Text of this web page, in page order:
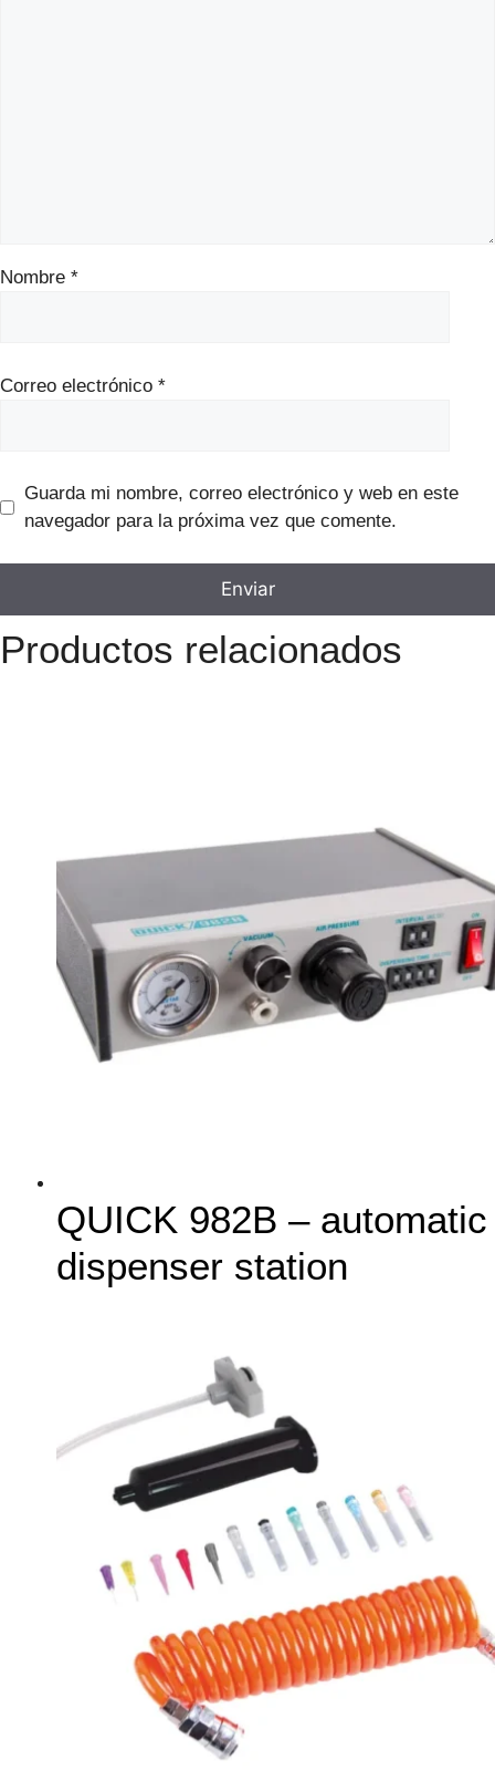
Nombre *
Correo electrónico *
Guarda mi nombre, correo electrónico y web en este
navegador para la próxima vez que comente.
Productos relacionados
QUICK 982B – automatic
dispenser station